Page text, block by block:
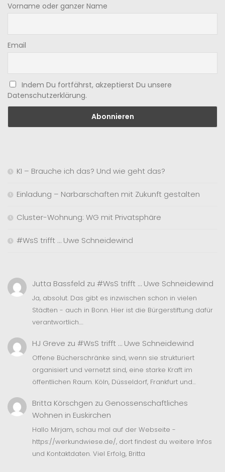
Vorname oder ganzer Name
Email
Indem Du fortfährst, akzeptierst Du unsere
Datenschutzerklärung.
KI – Brauche ich das? Und wie geht das?
Einladung – Narbarschaften mit Zukunft gestalten
Cluster-Wohnung: WG mit Privatsphäre
#WsS trifft … Uwe Schneidewind
Jutta Bassfeld zu #WsS trifft … Uwe Schneidewind
Ja, absolut. Das gibt es inzwischen schon in vielen
Städten - auch in Bonn. Hier ist die Bürgerstiftung dafür
verantwortlich.…
HJ Greve zu #WsS trifft … Uwe Schneidewind
Offene Bücherschränke sind, wenn sie strukturiert
organisiert und vernetzt sind, eine starke Kraft im
öffentlichen Raum. Köln, Düsseldorf, Frankfurt und…
Britta Körschgen zu Genossenschaftliches
Wohnen in Euskirchen
Hallo Mirjam, schau mal auf der Webseite -
https://werkundwiese.de/, dort findest du weitere Infos
und Kontaktdaten. Viel Erfolg, Britta